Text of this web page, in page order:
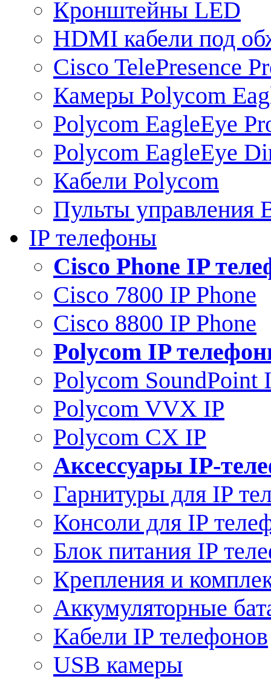
Кронштейны LED
HDMI кабели под
Cisco TelePresence
Камеры Polycom
Polycom EagleEye
Polycom EagleEye
Кабели Polycom
Пульты управления
IP телефоны
Сisco Phone IP
Cisco 7800 IP Phone
Cisco 8800 IP Phone
Polycom IP
Polycom SoundPoint
Polycom VVX IP
Polycom CX IP
Аксессуары IP-
Гарнитуры для IP
Консоли для IP
Блок питания IP
Крепления и
Аккумуляторные
Кабели IP телефонов
USB камеры